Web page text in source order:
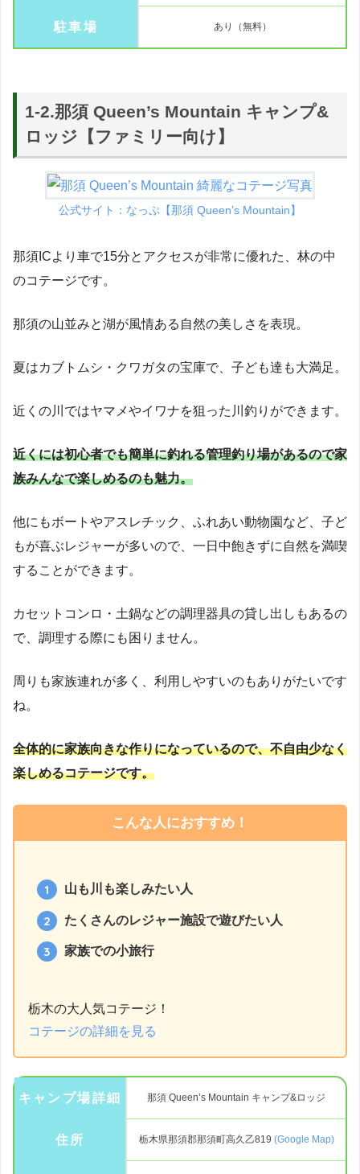
駐車場 あり（無料）
1-2.那須 Queen’s Mountain キャンプ&
ロッジ【ファミリー向け】
公式サイト：なっぷ【那須 Queen’s Mountain】
那須ICより車で15分とアクセスが非常に優れた、林の中
のコテージです。
那須の山並みと湖が風情ある自然の美しさを表現。
夏はカブトムシ・クワガタの宝庫で、子ども達も大満足。
近くの川ではヤマメやイワナを狙った川釣りができます。
近くには初心者でも簡単に釣れる管理釣り場があるので家
族みんなで楽しめるのも魅力。
他にもボートやアスレチック、ふれあい動物園など、子ど
もが喜ぶレジャーが多いので、一日中飽きずに自然を満喫
することができます。
カセットコンロ・土鍋などの調理器具の貸し出しもあるの
で、調理する際にも困りません。
周りも家族連れが多く、利用しやすいのもありがたいです
ね。
全体的に家族向きな作りになっているので、不自由少なく
楽しめるコテージです。
こんな人におすすめ！
山も川も楽しみたい人
たくさんのレジャー施設で遊びたい人
家族での小旅行
栃木の大人気コテージ！
コテージの詳細を見る
キャンプ場詳細 那須 Queen’s Mountain キャンプ&ロッジ
住所 栃木県那須郡那須町高久乙819 (Google Map)